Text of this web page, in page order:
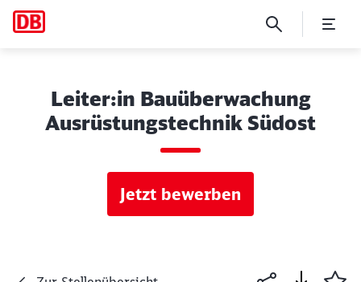
Leiter:in Bauüberwachung
Ausrüstungstechnik Südost
Jetzt bewerben